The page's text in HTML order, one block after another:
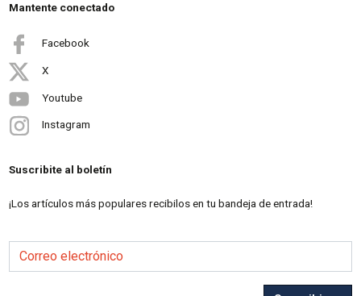
Mantente conectado
Facebook
X
Youtube
Instagram
Suscribite al boletín
¡Los artículos más populares recibilos en tu bandeja de entrada!
Correo electrónico